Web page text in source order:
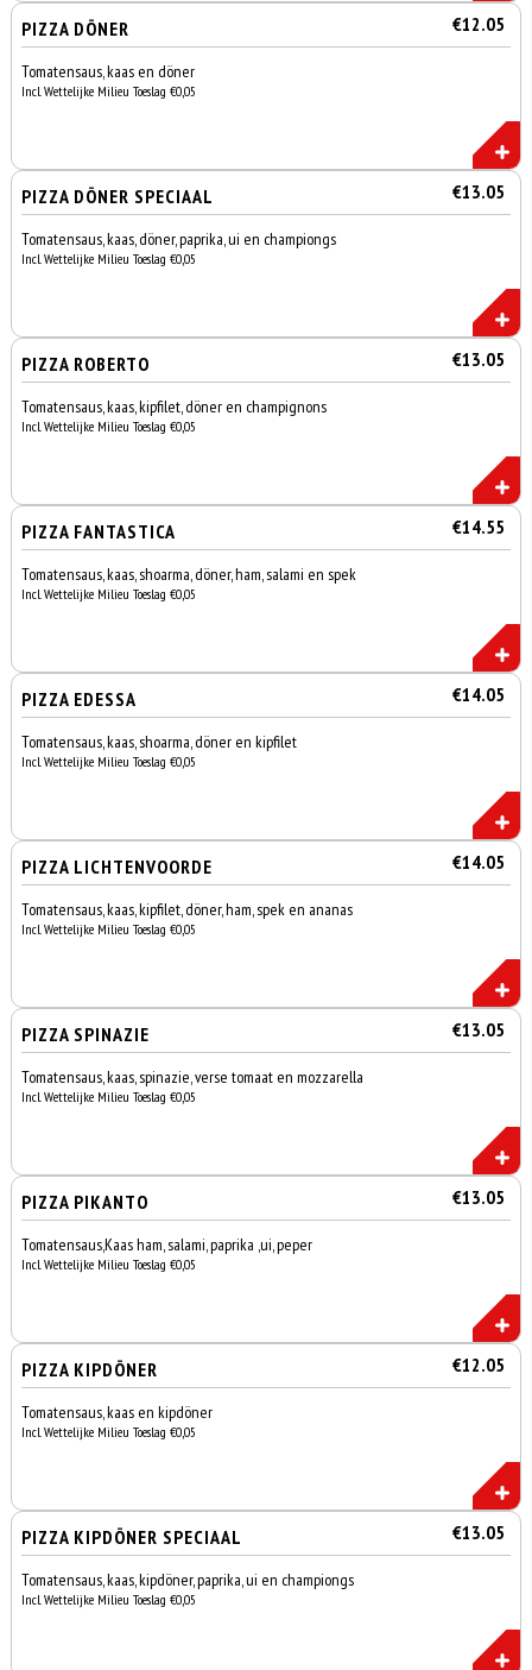
PIZZA DÖNER €12.05
Tomatensaus, kaas en döner
Incl. Wettelijke Milieu Toeslag €0,05
PIZZA DÖNER SPECIAAL €13.05
Tomatensaus, kaas, döner, paprika, ui en championgs
Incl. Wettelijke Milieu Toeslag €0,05
PIZZA ROBERTO €13.05
Tomatensaus, kaas, kipfilet, döner en champignons
Incl. Wettelijke Milieu Toeslag €0,05
PIZZA FANTASTICA €14.55
Tomatensaus, kaas, shoarma, döner, ham, salami en spek
Incl. Wettelijke Milieu Toeslag €0,05
PIZZA EDESSA €14.05
Tomatensaus, kaas, shoarma, döner en kipfilet
Incl. Wettelijke Milieu Toeslag €0,05
PIZZA LICHTENVOORDE €14.05
Tomatensaus, kaas, kipfilet, döner, ham, spek en ananas
Incl. Wettelijke Milieu Toeslag €0,05
PIZZA SPINAZIE €13.05
Tomatensaus, kaas, spinazie, verse tomaat en mozzarella
Incl. Wettelijke Milieu Toeslag €0,05
PIZZA PIKANTO €13.05
Tomatensaus,Kaas ham, salami, paprika ,ui, peper
Incl. Wettelijke Milieu Toeslag €0,05
PIZZA KIPDÖNER €12.05
Tomatensaus, kaas en kipdöner
Incl. Wettelijke Milieu Toeslag €0,05
PIZZA KIPDÖNER SPECIAAL €13.05
Tomatensaus, kaas, kipdöner, paprika, ui en championgs
Incl. Wettelijke Milieu Toeslag €0,05